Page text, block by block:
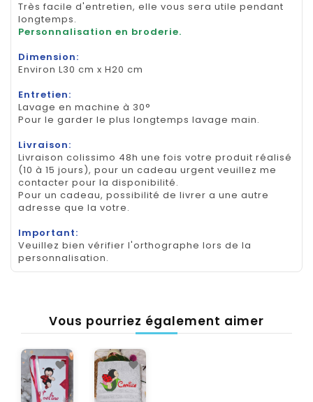
Très facile d'entretien, elle vous sera utile pendant
longtemps.
Personnalisation en broderie.
Dimension:
Environ L30 cm x H20 cm
Entretien:
Lavage en machine à 30°
Pour le garder le plus longtemps lavage main.
Livraison:
Livraison colissimo 48h une fois votre produit réalisé
(10 à 15 jours), pour un cadeau urgent veuillez me
contacter pour la disponibilité.
Pour un cadeau, possibilité de livrer a une autre
adresse que la votre.
Important:
Veuillez bien vérifier l'orthographe lors de la
personnalisation.
Vous pourriez également aimer